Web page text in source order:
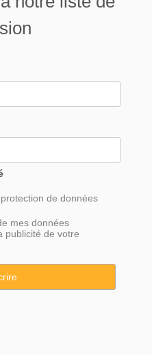
protection de données
mes données
publicité de votre